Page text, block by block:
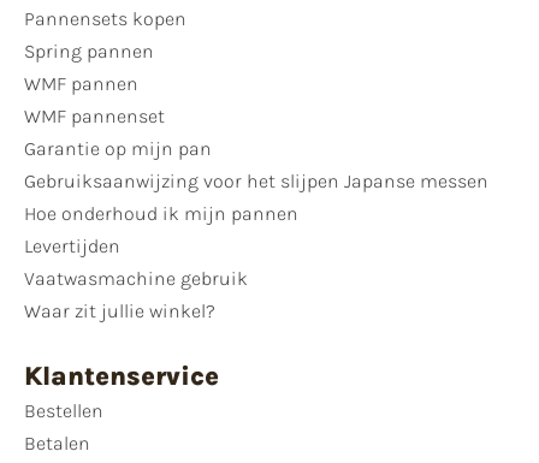
Pannensets kopen
Spring pannen
WMF pannen
WMF pannenset
Garantie op mijn pan
Gebruiksaanwijzing voor het slijpen Japanse messen
Hoe onderhoud ik mijn pannen
Levertijden
Vaatwasmachine gebruik
Waar zit jullie winkel?
Klantenservice
Bestellen
Betalen